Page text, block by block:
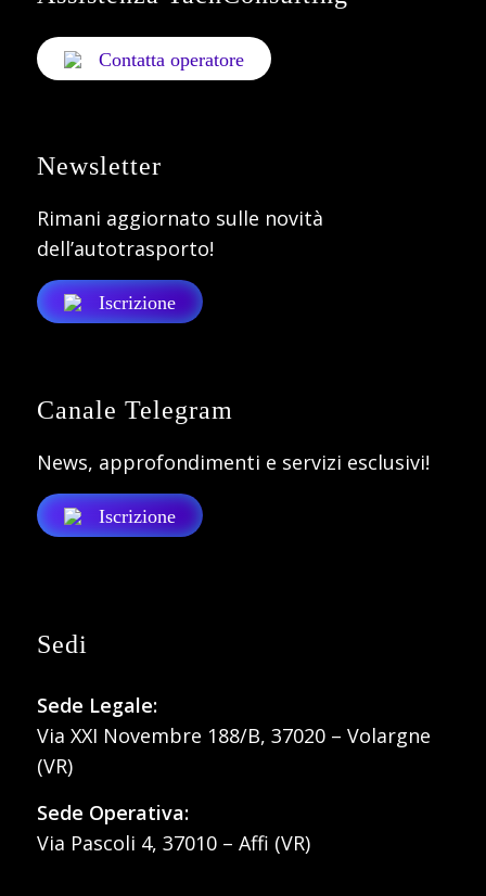
Contatta operatore
Newsletter
Rimani aggiornato sulle novità
dell’autotrasporto!
Iscrizione
Canale Telegram
News, approfondimenti e servizi esclusivi!
Iscrizione
Sedi
Sede Legale:
Via XXI Novembre 188/B, 37020 – Volargne
(VR)
Sede Operativa:
Via Pascoli 4, 37010 – Affi (VR)